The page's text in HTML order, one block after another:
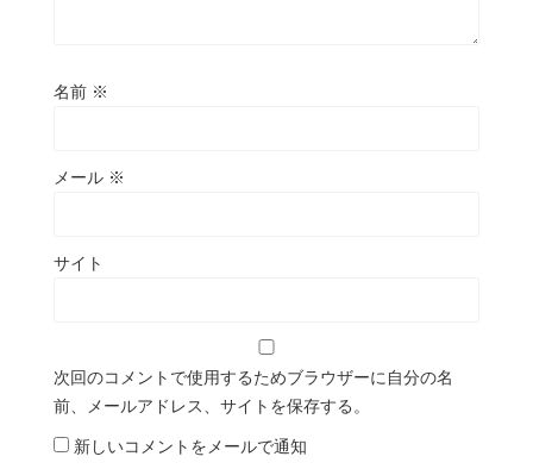
名前 ※
メール ※
サイト
次回のコメントで使用するためブラウザーに自分の名
前、メールアドレス、サイトを保存する。
新しいコメントをメールで通知